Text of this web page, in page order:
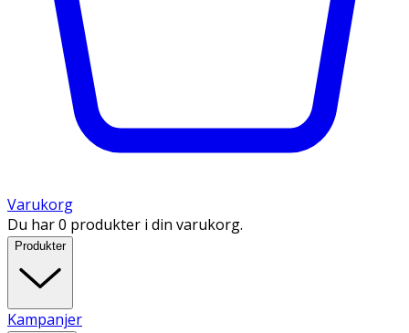
Varukorg
Du har 0 produkter i din varukorg.
Produkter
Kampanjer